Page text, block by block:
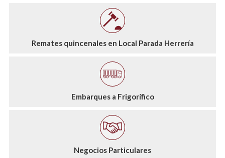
Remates quincenales en Local Parada Herrería
Embarques a Frigorífico
Negocios Particulares